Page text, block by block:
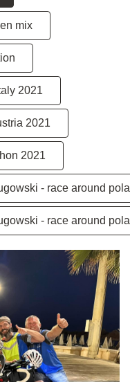
mix
2021
2021
2021
- race around
- race around